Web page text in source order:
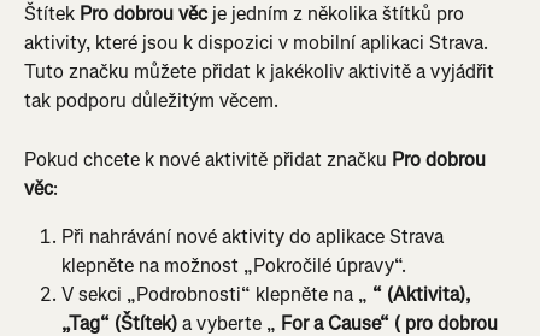
Štítek Pro dobrou věc je jedním z několika štítků pro
aktivity, které jsou k dispozici v mobilní aplikaci Strava.
Tuto značku můžete přidat k jakékoliv aktivitě a vyjádřit
tak podporu důležitým věcem.
Pokud chcete k nové aktivitě přidat značku Pro dobrou
věc:
Při nahrávání nové aktivity do aplikace Strava
klepněte na možnost „Pokročilé úpravy“.
V sekci „Podrobnosti“ klepněte na „ “ (Aktivita),
„Tag“ (Štítek) a vyberte „ For a Cause“ ( pro dobrou